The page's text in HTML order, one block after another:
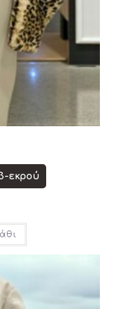
εκρού